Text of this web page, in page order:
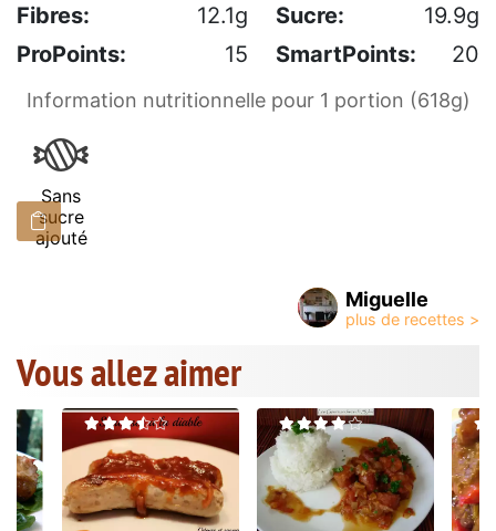
Fibres:
12.1g Sucre:
19.9g
ProPoints:
15 SmartPoints: 20
Information nutritionnelle pour 1 portion (618g)
Sans
sucre
ajouté
Miguelle
Vous allez aimer